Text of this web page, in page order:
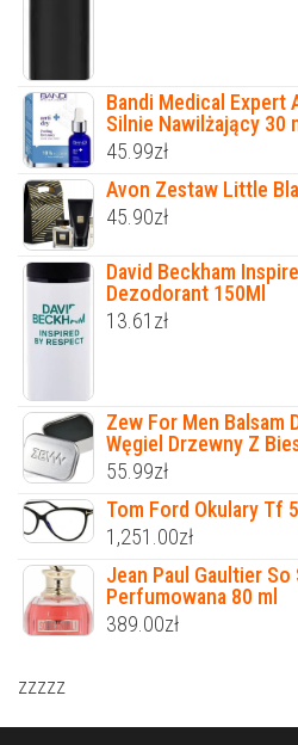
Bandi Medical Expert
Silnie Nawilżający 30
45.99zł
Avon Zestaw Little
45.90zł
David Beckham
Dezodorant 150Ml
13.61 zł
Zew For Men Balsam
Węgiel Drzewny Z
55.99zł
Tom Ford Okulary Tf
1,251.00zł
Jean Paul Gaultier So
Perfumowana 80 ml
389.00zł
zzzzz